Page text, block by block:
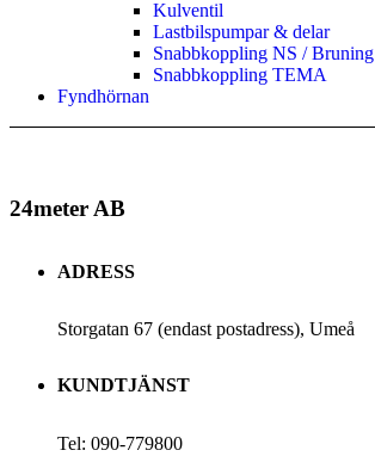
Kulventil
Lastbilspumpar & delar
Snabbkoppling NS / Bruning
Snabbkoppling TEMA
Fyndhörnan
24meter AB
ADRESS
Storgatan 67 (endast postadress), Umeå
KUNDTJÄNST
Tel: 090-779800